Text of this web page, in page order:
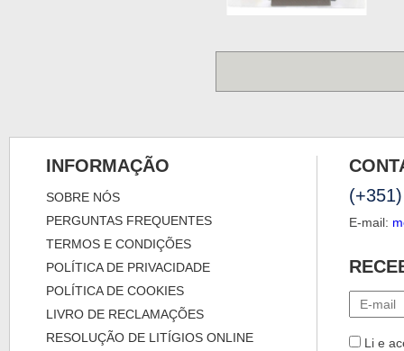
INFORMAÇÃO
SOBRE NÓS
PERGUNTAS FREQUENTES
TERMOS E CONDIÇÕES
POLÍTICA DE PRIVACIDADE
POLÍTICA DE COOKIES
LIVRO DE RECLAMAÇÕES
RESOLUÇÃO DE LITÍGIOS ONLINE
E-mail:
Li e